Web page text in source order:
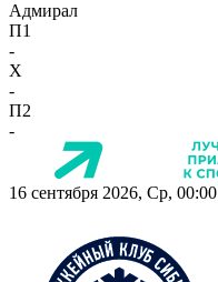
Адмирал
П1
-
X
-
П2
-
16 сентября 2026, Ср, 00:00